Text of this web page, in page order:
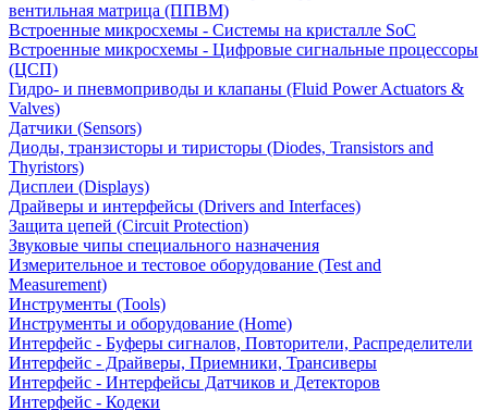
вентильная матрица (ППВМ)
Встроенные микросхемы - Системы на кристалле SoC
Встроенные микросхемы - Цифровые сигнальные процессоры
(ЦСП)
Гидро- и пневмоприводы и клапаны (Fluid Power Actuators &
Valves)
Датчики (Sensors)
Диоды, транзисторы и тиристоры (Diodes, Transistors and
Thyristors)
Дисплеи (Displays)
Драйверы и интерфейсы (Drivers and Interfaces)
Защита цепей (Circuit Protection)
Звуковые чипы специального назначения
Измерительное и тестовое оборудование (Test and
Measurement)
Инструменты (Tools)
Инструменты и оборудование (Home)
Интерфейс - Буферы сигналов, Повторители, Распределители
Интерфейс - Драйверы, Приемники, Трансиверы
Интерфейс - Интерфейсы Датчиков и Детекторов
Интерфейс - Кодеки